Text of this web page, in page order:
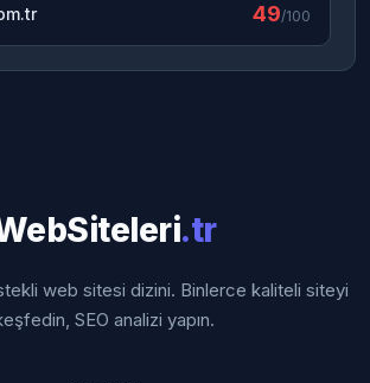
49/100
.tr
web sitesi dizini. Binlerce kaliteli siteyi
SEO analizi yapın.